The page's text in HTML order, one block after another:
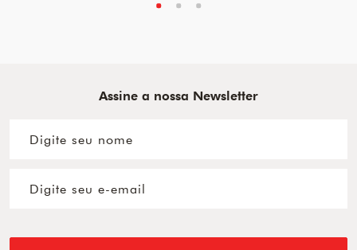
Assine a nossa Newsletter